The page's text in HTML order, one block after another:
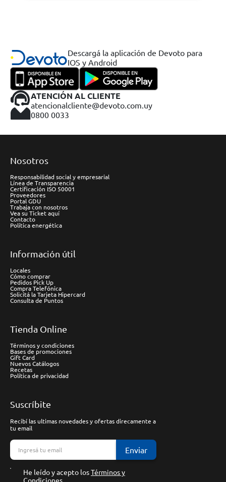
Descargá la aplicación de Devoto para
IOS y Android
ATENCIÓN AL CLIENTE
atencionalcliente@devoto.com.uy
0800 0033
Nosotros
Responsabilidad social y empresarial
Línea de Transparencia
Certificación ISO 50001
Proveedores
Portal GDU
Trabaja con nosotros
Vea su Ticket aquí
Contacto
Política energética
Información útil
Locales
Cómo comprar
Pedidos Pick Up
Compra Telefónica
Solicitá la Tarjeta Hipercard
Consulta de Puntos
Tienda Online
Términos y condiciones
Bases de promociones
Gift Card
Nuevos Catálogos
Recetas
Política de privacidad
Suscríbite
Recibí las ultimas novedades y ofertas direcamente a
tu email
Enviar
He leído y acepto losTérminos y
Condiciones